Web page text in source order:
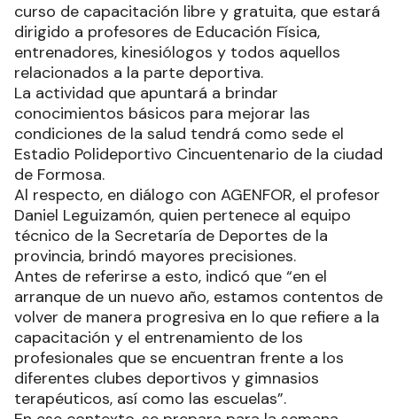
curso de capacitación libre y gratuita, que estará
dirigido a profesores de Educación Física,
entrenadores, kinesiólogos y todos aquellos
relacionados a la parte deportiva.
La actividad que apuntará a brindar
conocimientos básicos para mejorar las
condiciones de la salud tendrá como sede el
Estadio Polideportivo Cincuentenario de la ciudad
de Formosa.
Al respecto, en diálogo con AGENFOR, el profesor
Daniel Leguizamón, quien pertenece al equipo
técnico de la Secretaría de Deportes de la
provincia, brindó mayores precisiones.
Antes de referirse a esto, indicó que “en el
arranque de un nuevo año, estamos contentos de
volver de manera progresiva en lo que refiere a la
capacitación y el entrenamiento de los
profesionales que se encuentran frente a los
diferentes clubes deportivos y gimnasios
terapéuticos, así como las escuelas”.